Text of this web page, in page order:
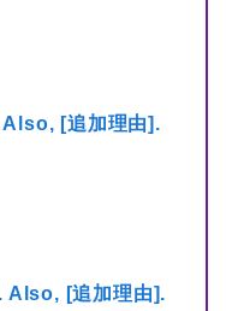
[追加理由].
Also, [追加理由].